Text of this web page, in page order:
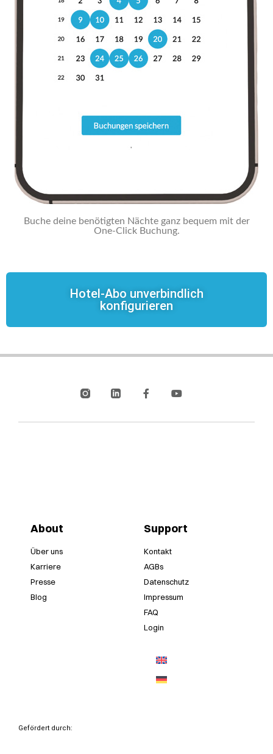
Buche deine benötigten Nächte ganz bequem mit der
One-Click Buchung.
Hotel-Abo unverbindlich
konfigurieren
About
Über uns
Karriere
Presse
Blog
Support
Kontakt
AGBs
Datenschutz
Impressum
FAQ
Login
Gefördert durch: